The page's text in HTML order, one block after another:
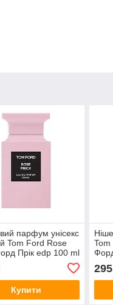
парфум унісекс
Tom Ford Rose
Прік edp 100 ml
Купити
295